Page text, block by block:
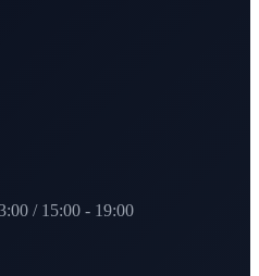
/ 15:00 - 19:00